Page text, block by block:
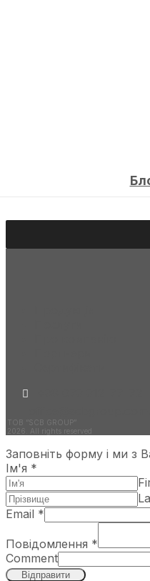
ТОВ “SCB GROUP”
2026. All rights reserved
Заповніть форму і ми з
Ім'я *
Email *
Повідомлення *
Comment
Відправити